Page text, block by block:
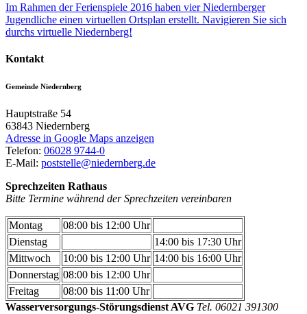
Im Rahmen der Ferienspiele 2016 haben vier Niedernberger
Jugendliche einen virtuellen Ortsplan erstellt. Navigieren Sie sich
durchs virtuelle Niedernberg!
Kontakt
Gemeinde Niedernberg
Hauptstraße 54
63843 Niedernberg
Adresse in Google Maps anzeigen
Telefon: 06028 9744-0
E-Mail: poststelle@niedernberg.de
Sprechzeiten Rathaus
Bitte Termine während der Sprechzeiten vereinbaren
Montag
08:00 bis 12:00 Uhr
Dienstag
14:00 bis 17:30 Uhr
Mittwoch
10:00 bis 12:00 Uhr 14:00 bis 16:00 Uhr
Donnerstag 08:00 bis 12:00 Uhr
Freitag
08:00 bis 11:00 Uhr
Wasserversorgungs-Störungsdienst AVG Tel. 06021 391300